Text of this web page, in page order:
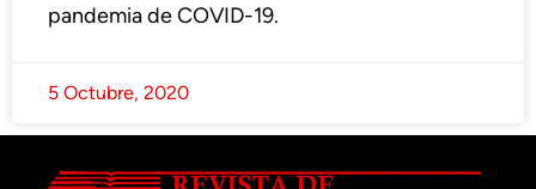
pandemia de COVID-19.
5 Octubre, 2020